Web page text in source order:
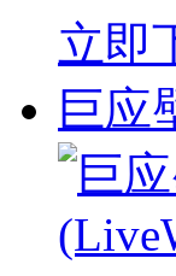
立即
巨应